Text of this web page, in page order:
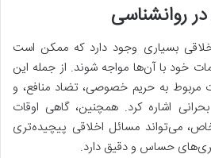
روانشناسی
بسیاری وجود دارد که ممکن است
خود با آن‌ها مواجه شوند. از جمله این
به حریم خصوصی، تضاد منافع، و
اشاره کرد. همچنین، گاهی اوقات
می‌تواند مسائل اخلاقی پیچیده‌تری
حساس و دقیق دارد.